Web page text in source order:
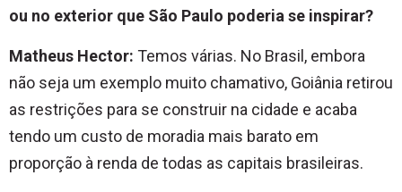
ou no exterior que São Paulo poderia se inspirar?
Matheus Hector: Temos várias. No Brasil, embora
não seja um exemplo muito chamativo, Goiânia retirou
as restrições para se construir na cidade e acaba
tendo um custo de moradia mais barato em
proporção à renda de todas as capitais brasileiras.